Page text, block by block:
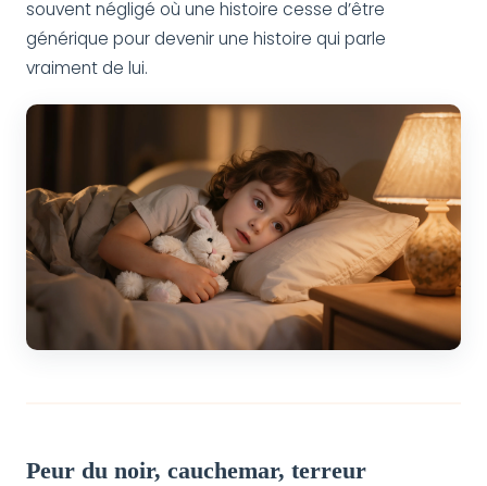
souvent négligé où une histoire cesse d’être
générique pour devenir une histoire qui parle
vraiment de lui.
Peur du noir, cauchemar, terreur